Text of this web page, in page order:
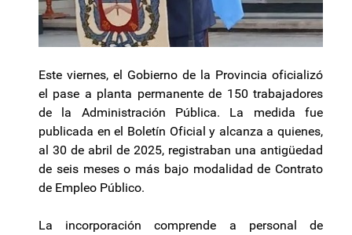
Este viernes, el Gobierno de la Provincia oficializó
el pase a planta permanente de 150 trabajadores
de la Administración Pública. La medida fue
publicada en el Boletín Oficial y alcanza a quienes,
al 30 de abril de 2025, registraban una antigüedad
de seis meses o más bajo modalidad de Contrato
de Empleo Público.
La incorporación comprende a personal de